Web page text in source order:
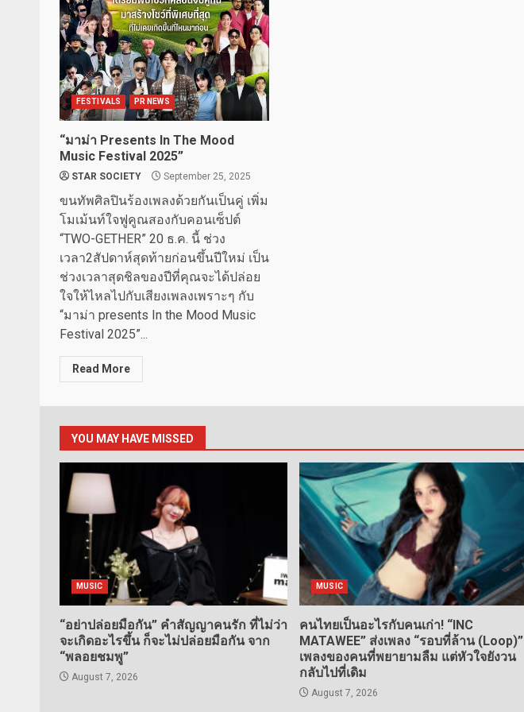
FESTIVALS PR NEWS
“มาม่า Presents In The Mood
Music Festival 2025”
STAR SOCIETY September 25, 2025
ขนทัพศิลปินร้องเพลงด้วยกันเป็นคู่ เพิ่ม
โมเม้นท์ใจฟูคูณสองกับคอนเซ็ปต์
“TWO-GETHER” 20 ธ.ค. นี้ ช่วง
เวลา2สัปดาห์สุดท้ายก่อนขึ้นปีใหม่ เป็น
ช่วงเวลาสุดชิลของปีที่คุณจะได้ปล่อย
ใจให้ไหลไปกับเสียงเพลงเพราะๆ กับ
“มาม่า presents In the Mood Music
Festival 2025”...
Read More
YOU MAY HAVE MISSED
MUSIC
“อย่าปล่อยมือกัน” คำสัญญาคนรัก ที่ไม่ว่า
จะเกิดอะไรขึ้น ก็จะไม่ปล่อยมือกัน จาก
“พลอยชมพู”
August 7, 2026
MUSIC
คนไทยเป็นอะไรกับคนเก่า! “INC
MATAWEE” ส่งเพลง “รอบที่ล้าน (Loop)”
เพลงของคนที่พยายามลืม แต่หัวใจยังวน
กลับไปที่เดิม
August 7, 2026